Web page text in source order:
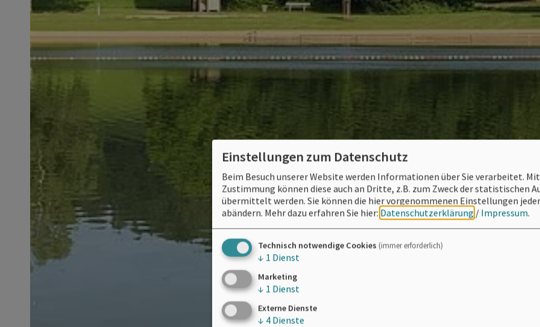
Einstellungen zum Datenschutz
Beim Besuch unserer Website werden Informationen über Sie verarbeitet.
Zustimmung können diese auch an Dritte, z.B. zum Zweck der statistischen
übermittelt werden. Sie können die hier vorgenommenen Einstellungen
abändern. Mehr dazu erfahren Sie hier: Datenschutzerklärung / Impressum.
Technisch notwendige Cookies (immer erforderlich)
↓ 1 Dienst
Marketing
↓ 1 Dienst
Externe Dienste
↓ 4 Dienste